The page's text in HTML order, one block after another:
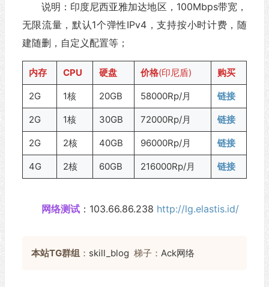
说明：印度尼西亚雅加达地区，100Mbps带宽，
无限流量，默认1个弹性IPv4，支持按小时计费，随
建随删，自定义配置等；
内存 CPU 硬盘 价格(印尼盾) 购买
2G 1核 20GB 58000Rp/月 链接
2G 1核 30GB 72000Rp/月 链接
2G 2核 40GB 96000Rp/月 链接
4G 2核 60GB 216000Rp/月 链接
网络测试：103.66.86.238 http://lg.elastis.id/
本站TG群组： skill_blog 梯子： Ack网络